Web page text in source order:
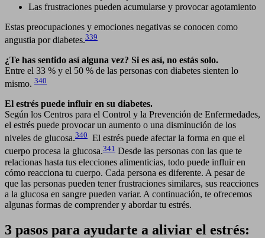
Las frustraciones pueden acumularse y provocar agotamiento
Estas preocupaciones y emociones negativas se conocen como
angustia por diabetes.339
¿Te has sentido así alguna vez? Si es así, no estás solo.
Entre el 33 % y el 50 % de las personas con diabetes sienten lo
mismo. 340
El estrés puede influir en su diabetes.
Según los Centros para el Control y la Prevención de Enfermedades,
el estrés puede provocar un aumento o una disminución de los
niveles de glucosa.340 El estrés puede afectar la forma en que el
cuerpo procesa la glucosa.341 Desde las personas con las que te
relacionas hasta tus elecciones alimenticias, todo puede influir en
cómo reacciona tu cuerpo. Cada persona es diferente. A pesar de
que las personas pueden tener frustraciones similares, sus reacciones
a la glucosa en sangre pueden variar. A continuación, te ofrecemos
algunas formas de comprender y abordar tu estrés.
3 pasos para ayudarte a aliviar el estrés: